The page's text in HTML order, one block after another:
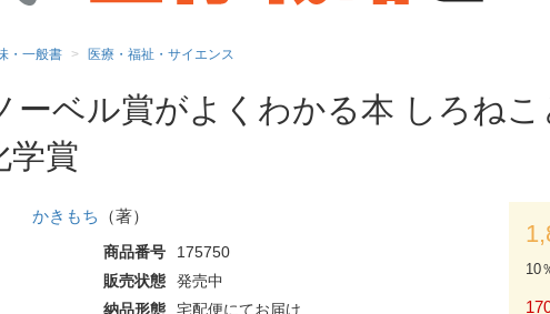
・一般書 医療・福祉・サイエンス
ーベル賞がよくわかる本 しろね
学賞
かきもち （著）
商品番号
175750
販売状態
発売中
納品形態
宅配便にてお届け
10